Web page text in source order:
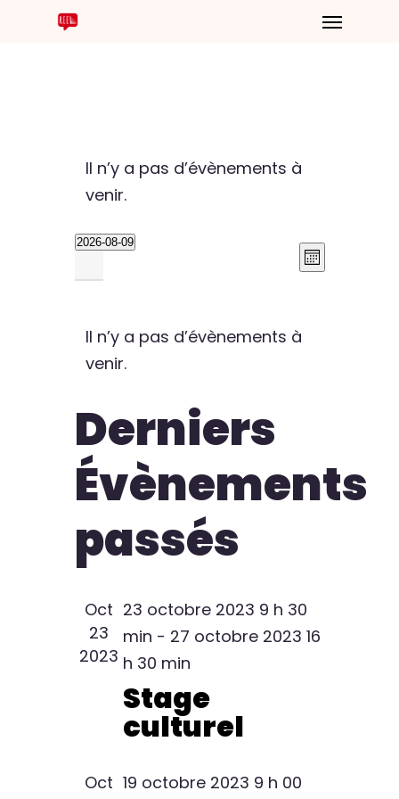
Il n’y a pas d’évènements à
venir.
par
de
Mois
2026-08-09
Calendrier
de
Évènements
Il n’y a pas d’évènements à
venir.
Derniers
Évènements
passés
Oct
23
2023
23 octobre 2023 9 h 30
min - 27 octobre 2023 16
h 30 min
Stage
culturel
Oct 19 octobre 2023 9 h 00